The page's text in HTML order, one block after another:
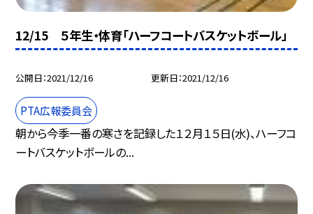
12/15 ５年生・体育「ハーフコートバスケットボール」
公開日 2021/12/16 更新日 2021/12/16
PTA広報委員会
朝から今季一番の寒さを記録した１２月１５日(水)、ハーフコ
ートバスケットボールの...